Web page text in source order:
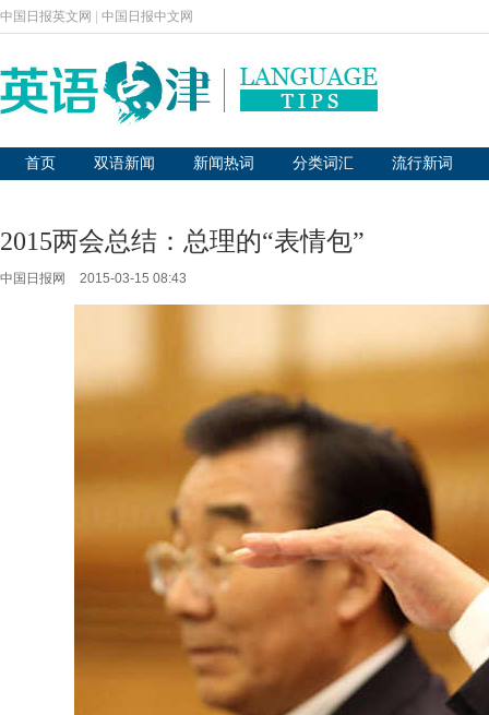
中国日报英文网 中国日报中文网
首页 双语新闻 新闻热词 分类词汇 流行新词
2015两会总结：总理的“表情包”
中国日报网 2015-03-15 08:43